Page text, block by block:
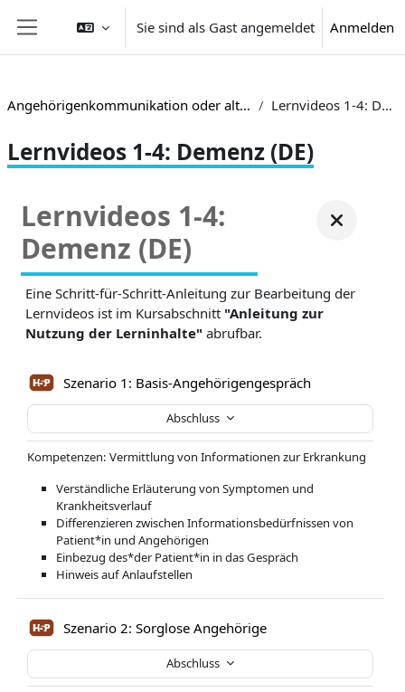
Website-Übersicht
Sie sind als Gast angemeldet Anmelden
Angehörigenkommunikation oder alternativ TRIACOM Lernvideos 1-4: Demenz (DE)
Lernvideos 1-4: Demenz (DE)
Lernvideos 1-4:
Demenz (DE)
Eine Schritt-für-Schritt-Anleitung zur Bearbeitung der
Lernvideos ist im Kursabschnitt "Anleitung zur
Nutzung der Lerninhalte" abrufbar.
Szenario 1: Basis-Angehörigengespräch
Abschluss
Kompetenzen: Vermittlung von Informationen zur Erkrankung
Verständliche Erläuterung von Symptomen und
Krankheitsverlauf
Differenzieren zwischen Informationsbedürfnissen von
Patient*in und Angehörigen
Einbezug des*der Patient*in in das Gespräch
Hinweis auf Anlaufstellen
Szenario 2: Sorglose Angehörige
Abschluss